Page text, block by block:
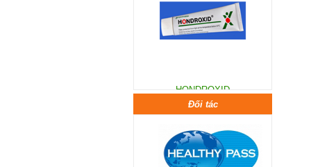
Đối tác